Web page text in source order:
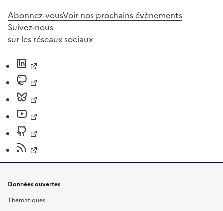
Abonnez-vousVoir nos prochains évènements
Suivez-nous
sur les réseaux sociaux
Données ouvertes
Thématiques